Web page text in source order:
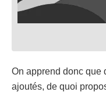
On apprend donc que
ajoutés, de quoi